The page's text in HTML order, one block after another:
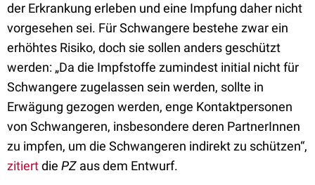
der Erkrankung erleben und eine Impfung daher nicht
vorgesehen sei. Für Schwangere bestehe zwar ein
erhöhtes Risiko, doch sie sollen anders geschützt
werden: „Da die Impfstoffe zumindest initial nicht für
Schwangere zugelassen sein werden, sollte in
Erwägung gezogen werden, enge Kontaktpersonen
von Schwangeren, insbesondere deren PartnerInnen
zu impfen, um die Schwangeren indirekt zu schützen“,
zitiertdie PZ aus dem Entwurf.